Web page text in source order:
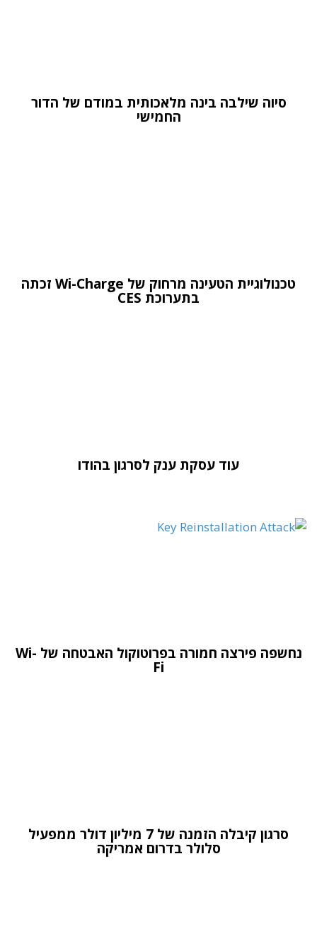
סיוה שילבה בינה מלאכותית במודם של הדור
החמישי
טכנולוגיית הטעינה מרחוק של Wi-Charge זכתה
בתערוכת CES
עוד עסקת ענק לסרגון בהודו
נחשפה פירצה חמורה בפרוטוקול האבטחה של Wi-
Fi
סרגון קיבלה הזמנה של 7 מיליון דולר ממפעיל
סלולר בדרום אמריקה